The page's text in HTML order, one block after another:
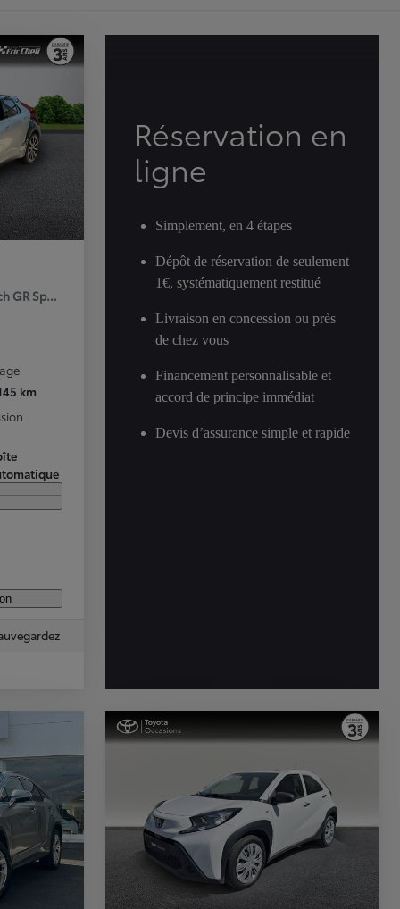
GR Sport Premiere MY25
km
Réservation en
ligne
Simplement, en 4 étapes
Dépôt de réservation de seulement
1€, systématiquement restitué
Livraison en concession ou près
de chez vous
Financement personnalisable et
accord de principe immédiat
Devis d’assurance simple et rapide